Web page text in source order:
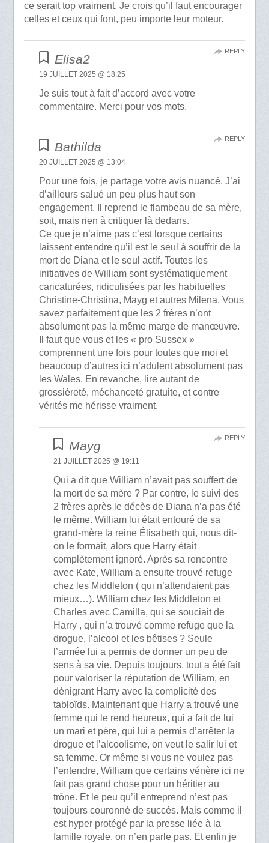
ce serait top vraiment. Je crois qu’il faut encourager
celles et ceux qui font, peu importe leur moteur.
Elisa2
19 JUILLET 2025 @ 18:25
Je suis tout à fait d’accord avec votre
commentaire. Merci pour vos mots.
REPLY
Bathilda
20 JUILLET 2025 @ 13:04
Pour une fois, je partage votre avis nuancé. J’ai
d’ailleurs salué un peu plus haut son
engagement. Il reprend le flambeau de sa mère,
soit, mais rien à critiquer là dedans.
Ce que je n’aime pas c’est lorsque certains
laissent entendre qu’il est le seul à souffrir de la
mort de Diana et le seul actif. Toutes les
initiatives de William sont systématiquement
caricaturées, ridiculisées par les habituelles
Christine-Christina, Mayg et autres Milena. Vous
savez parfaitement que les 2 frères n’ont
absolument pas la même marge de manœuvre.
Il faut que vous et les « pro Sussex »
comprennent une fois pour toutes que moi et
beaucoup d’autres ici n’adulent absolument pas
les Wales. En revanche, lire autant de
grossièreté, méchanceté gratuite, et contre
vérités me hérisse vraiment.
REPLY
Mayg
21 JUILLET 2025 @ 19:11
Qui a dit que William n’avait pas souffert de
la mort de sa mère ? Par contre, le suivi des
2 frères après le décès de Diana n’a pas été
le même. William lui était entouré de sa
grand-mère la reine Élisabeth qui, nous dit-
on le formait, alors que Harry était
complètement ignoré. Après sa rencontre
avec Kate, William a ensuite trouvé refuge
chez les Middleton ( qui n’attendaient pas
mieux…). William chez les Middleton et
Charles avec Camilla, qui se souciait de
Harry , qui n’a trouvé comme refuge que la
drogue, l’alcool et les bêtises ? Seule
l’armée lui a permis de donner un peu de
sens à sa vie. Depuis toujours, tout a été fait
pour valoriser la réputation de William, en
dénigrant Harry avec la complicité des
tabloïds. Maintenant que Harry a trouvé une
femme qui le rend heureux, qui a fait de lui
un mari et père, qui lui a permis d’arrêter la
drogue et l’alcoolisme, on veut le salir lui et
sa femme. Or même si vous ne voulez pas
l’entendre, William que certains vénère ici ne
fait pas grand chose pour un héritier au
trône. Et le peu qu’il entreprend n’est pas
toujours couronné de succès. Mais comme il
est hyper protégé par la presse liée à la
famille royale, on n’en parle pas. Et enfin je
REPLY